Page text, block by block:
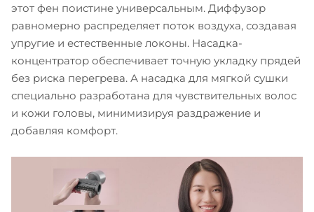
этот фен поистине универсальным. Диффузор
равномерно распределяет поток воздуха, создавая
упругие и естественные локоны. Насадка-
концентратор обеспечивает точную укладку прядей
без риска перегрева. А насадка для мягкой сушки
специально разработана для чувствительных волос
и кожи головы, минимизируя раздражение и
добавляя комфорт.